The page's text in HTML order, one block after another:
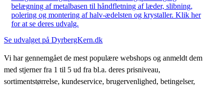
belægning af metalbasen til håndfletning af læder, slibning,
polering og montering af halv-ædelsten og krystaller. Klik her
for at se deres udvalg.
Se udvalget på DyrbergKern.dk
Vi har gennemgået de mest populære webshops og anmeldt dem
med stjerner fra 1 til 5 ud fra bl.a. deres prisniveau,
sortimentstørrelse, kundeservice, brugervenlighed, betingelser,